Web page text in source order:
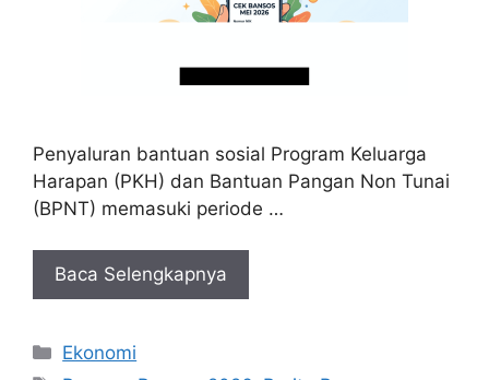
Penyaluran bantuan sosial Program Keluarga
Harapan (PKH) dan Bantuan Pangan Non Tunai
(BPNT) memasuki periode …
Baca Selengkapnya
Kategori
Ekonomi